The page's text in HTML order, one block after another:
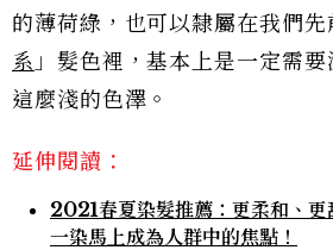
的薄荷綠，也可以隸屬在我們先
系 」髮色裡，基本上是一定需
這麼淺的色澤。
延伸閱讀：
2021春夏染髮推薦：更柔和、更
一染馬上成為人群中的焦點！